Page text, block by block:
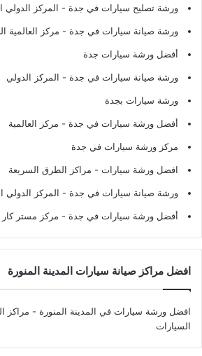
ورشة تصليح سيارات في جدة - المركز
ورشة صيانة سيارات في جدة - مركز العالمية
أفضل ورشة سيارات جدة
ورشة صيانة سيارات في جدة - المركز الدولي
ورشة سيارات بجدة
أفضل ورشة سيارات في جدة - مركز العالمية
مركز ورشة سيارات في جدة
افضل ورشة سيارات - مراكز الطرق السريعة
ورشة صيانة سيارات في جدة - المركز
أفضل ورشة سيارات في جدة - مركز مستر كار
افضل مراكز صيانة سيارات المدينة المنورة
افضل ورشة سيارات في المدينة المنورة - مراكز
السيارات